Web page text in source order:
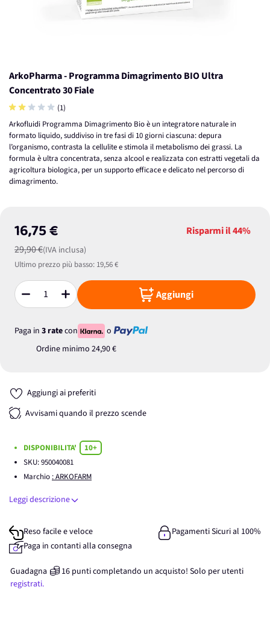
ArkoPharma - Programma Dimagrimento BIO Ultra
Concentrato 30 Fiale
(1)
Arkofluidi Programma Dimagrimento Bio è un integratore naturale in
formato liquido, suddiviso in tre fasi di 10 giorni ciascuna: depura
l’organismo, contrasta la cellulite e stimola il metabolismo dei grassi. La
formula è ultra concentrata, senza alcool e realizzata con estratti vegetali da
agricoltura biologica, per un supporto efficace e delicato nel percorso di
dimagrimento.
16,75 €
29,90 €(IVA inclusa)
Risparmi il44%
Ultimo prezzo più basso: 19,56 €
Quantità Aggiungi
Paga in 3 ratecon
o
Ordine minimo 24,90 €
Aggiungi ai preferiti
Avvisami quando il prezzo scende
DISPONIBILITA'
10+
SKU:950040081
Marchio : ARKOFARM
Leggi descrizione
Reso facile e veloce
Pagamenti Sicuri al 100%
Paga in contanti alla consegna
Guadagna 16 punticompletando un acquisto! Solo per utenti
registrati.